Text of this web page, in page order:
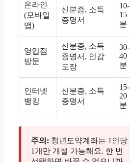
온라인
(모바일
앱)
신분증, 소득
증명서
10-
15
분
영업점
방문
신분증, 소득
증명서, 인감
도장
30-
40
분
인터넷
뱅킹
신분증, 소득
증명서
15-
20
분
주의: 청년도약계좌는 1인당
1개만 개설 가능해요. 한 번